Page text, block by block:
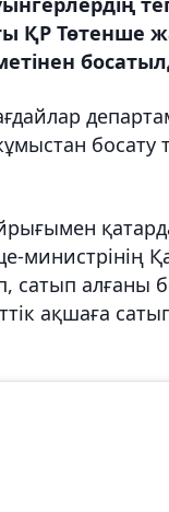
Төтенше
министрінің
сатып алғаны
ақшаға